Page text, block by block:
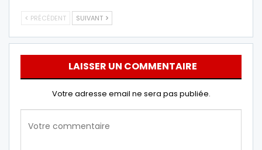
PRÉCÉDENT SUIVANT
LAISSER UN COMMENTAIRE
Votre adresse email ne sera pas publiée.